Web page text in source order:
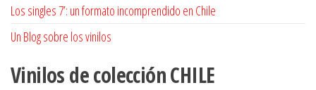
Los singles 7’: un formato incomprendido en Chile
Un Blog sobre los vinilos
Vinilos de colecciónCHILE